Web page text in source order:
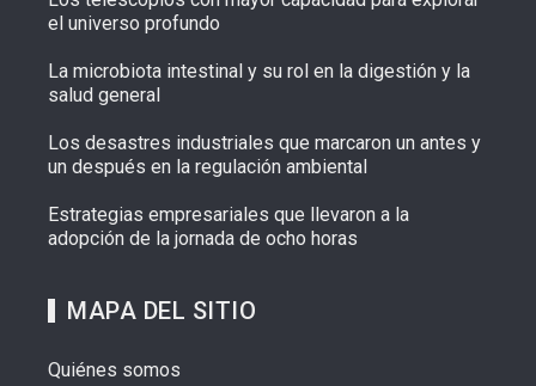
el universo profundo
La microbiota intestinal y su rol en la digestión y la
salud general
Los desastres industriales que marcaron un antes y
un después en la regulación ambiental
Estrategias empresariales que llevaron a la
adopción de la jornada de ocho horas
MAPA DEL SITIO
Quiénes somos